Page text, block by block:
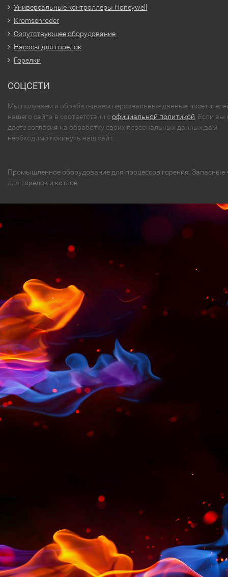
Универсальные контроллеры Honeywell
Kromschroder
Сопутствующее оборудование
Насосы для горелок
Горелки
СОЦСЕТИ
Мы получаем и обрабатываем персональные данные
нашего сайта в соответствии софициальной политикой . Если вы
даете согласия на обработку своих персональных данных,вам
необходимо покинуть наш сайт.
Промышленное оборудование для процессов горения. Запасные
для горелок и котлов